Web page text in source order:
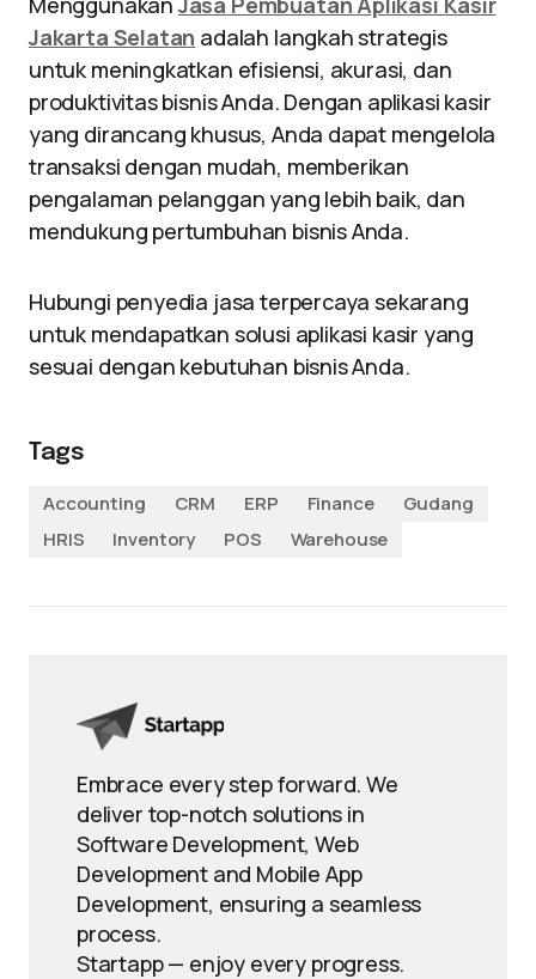
Jakarta Selatan adalah langkah strategis
untuk meningkatkan efisiensi, akurasi, dan
produktivitas bisnis Anda. Dengan aplikasi kasir
yang dirancang khusus, Anda dapat mengelola
transaksi dengan mudah, memberikan
pengalaman pelanggan yang lebih baik, dan
mendukung pertumbuhan bisnis Anda.
Hubungi penyedia jasa terpercaya sekarang
untuk mendapatkan solusi aplikasi kasir yang
sesuai dengan kebutuhan bisnis Anda.
Tags
Accounting
CRM ERP Finance
Gudang
HRIS
Inventory POS Warehouse
Embrace every step forward. We
deliver top-notch solutions in
Software Development, Web
Development and Mobile App
Development, ensuring a seamless
process.
Startapp — enjoy every progress.